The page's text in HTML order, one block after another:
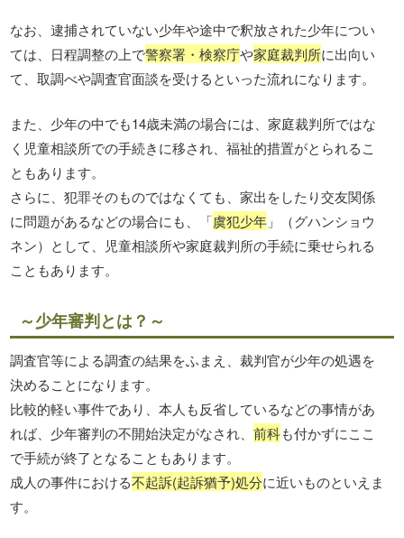
なお、逮捕されていない少年や途中で釈放された少年につい
ては、日程調整の上で警察署・検察庁や家庭裁判所に出向い
て、取調べや調査官面談を受けるといった流れになります。
また、少年の中でも14歳未満の場合には、家庭裁判所ではな
く児童相談所での手続きに移され、福祉的措置がとられるこ
ともあります。
さらに、犯罪そのものではなくても、家出をしたり交友関係
に問題があるなどの場合にも、「虞犯少年 」（グハンショウ
ネン）として、児童相談所や家庭裁判所の手続に乗せられる
こともあります。
～少年審判とは？～
調査官等による調査の結果をふまえ、裁判官が少年の処遇を
決めることになります。
比較的軽い事件であり、本人も反省しているなどの事情があ
れば、少年審判の不開始決定がなされ、前科も付かずにここ
で手続が終了となることもあります。
成人の事件における不起訴(起訴猶予)処分に近いものといえま
す。